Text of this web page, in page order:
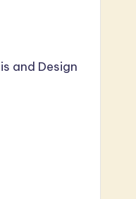
and Design